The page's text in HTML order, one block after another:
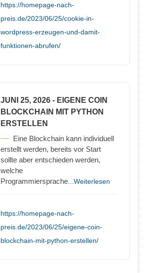
https://homepage-nach-
preis.de/2023/06/25/cookie-in-
wordpress-erzeugen-und-damit-
funktionen-abrufen/
JUNI 25, 2026 - EIGENE COIN
BLOCKCHAIN MIT PYTHON
ERSTELLEN
Eine Blockchain kann individuell
erstellt werden, bereits vor Start
sollte aber entschieden werden,
welche
Programmiersprache ...Weiterlesen
https://homepage-nach-
preis.de/2023/06/25/eigene-coin-
blockchain-mit-python-erstellen/